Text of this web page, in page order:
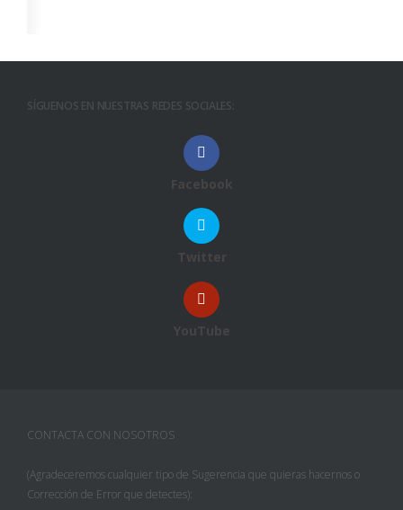
SÍGUENOS EN NUESTRAS REDES SOCIALES:
Facebook
Twitter
YouTube
CONTACTA CON NOSOTROS
(Agradeceremos cualquier tipo de Sugerencia que quieras hacernos o
Corrección de Error que detectes):